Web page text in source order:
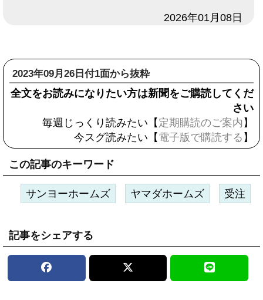
2026年01月08日
2023年09月26日付1面から抜粋
全文をお読みになりたい方は新聞をご購読してくだ
さい
毎週じっくり読みたい【 定期購読のご案内 】
今スグ読みたい【 電子版で購読する 】
この記事のキーワード
サンヨーホームズ ヤマダホームズ 受注
記事をシェアする